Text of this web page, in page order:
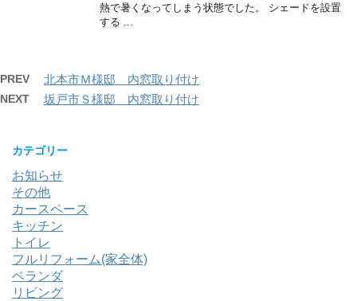
熱で暑くなってしまう状態でした。 シェードを設置
する ...
PREV 北本市Ｍ様邸 内窓取り付け
NEXT 坂戸市Ｓ様邸 内窓取り付け
カテゴリー
お知らせ
その他
カースペース
キッチン
トイレ
フルリフォーム(家全体)
ベランダ
リビング